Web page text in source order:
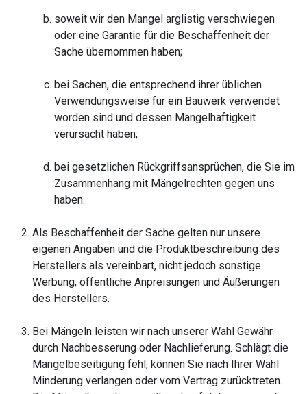
soweit wir den Mangel arglistig verschwiegen
oder eine Garantie für die Beschaffenheit der
Sache übernommen haben;
bei Sachen, die entsprechend ihrer üblichen
Verwendungsweise für ein Bauwerk verwendet
worden sind und dessen Mangelhaftigkeit
verursacht haben;
bei gesetzlichen Rückgriffsansprüchen, die Sie im
Zusammenhang mit Mängelrechten gegen uns
haben.
Als Beschaffenheit der Sache gelten nur unsere
eigenen Angaben und die Produktbeschreibung des
Herstellers als vereinbart, nicht jedoch sonstige
Werbung, öffentliche Anpreisungen und Äußerungen
des Herstellers.
Bei Mängeln leisten wir nach unserer Wahl Gewähr
durch Nachbesserung oder Nachlieferung. Schlägt die
Mangelbeseitigung fehl, können Sie nach Ihrer Wahl
Minderung verlangen oder vom Vertrag zurücktreten.